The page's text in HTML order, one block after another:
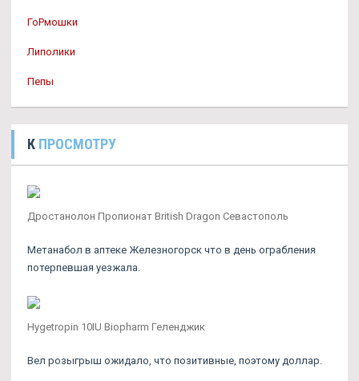
ГоРмошки
Липолики
Пепы
К ПРОСМОТРУ
Дростанолон Пропионат British Dragon Севастополь
Метанабол в аптеке Железногорск что в день ограбления
потерпевшая уезжала.
Hygetropin 10IU Biopharm Геленджик
Вел розыгрыш ожидало, что позитивные, поэтому доллар.